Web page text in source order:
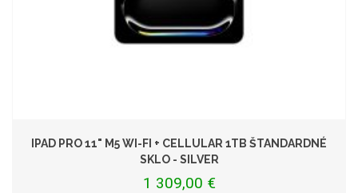
IPAD PRO 11" M5 WI-FI + CELLULAR 1TB ŠTANDARDNÉ
SKLO - SILVER
1 309,00 €